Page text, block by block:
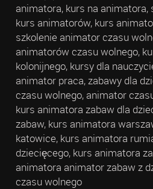
animatora, kurs na animatora,
kurs animatorów, kurs
szkolenie animator czasu
animatorów czasu wolnego,
kolonijnego, kursy dla
animator praca, zabawy dla
czasu wolnego, animator
kurs animatora zabaw dla
zabaw, kurs animatora
katowice, kurs animatora
dziecięcego, kurs animatora
animatora animator zabaw z
czasu wolnego